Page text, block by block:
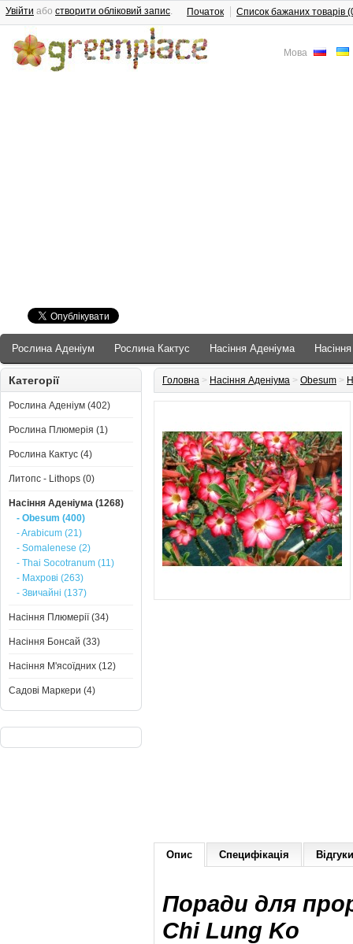
Мова
Увійти або створити обліковий запис. Початок Список бажаних товарів
Рослина Аденіум Рослина Кактус Насіння Аденіума
Категорії
Рослина Аденіум (402)
Рослина Плюмерія (1)
Рослина Кактус (4)
Литопс - Lithops (0)
Насіння Аденіума (1268)
- Obesum (400)
- Arabicum (21)
- Somalenese (2)
- Thai Socotranum (11)
- Махрові (263)
- Звичайні (137)
Насіння Плюмерії (34)
Насіння Бонсай (33)
Насіння М'ясоїдних (12)
Садові Маркери (4)
Головна > Насіння Аденіума > Obesum >
Опис Специфікація
Поради для
Chi Lung Ko